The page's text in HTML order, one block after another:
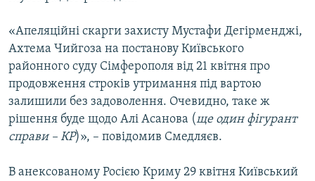
Усі сайти RFE/RL
«Апеляційні скарги захисту Мустафи Дегірменджі,
Ахтема Чийгоза на постанову Київського
районного суду Сімферополя від 21 квітня про
продовження строків утримання під вартою
залишили без задоволення. Очевидно, таке ж
рішення буде щодо Алі Асанова (ще один фігурант
справи – КР)», – повідомив Смедляєв.
В анексованому Росією Криму 29 квітня Київський